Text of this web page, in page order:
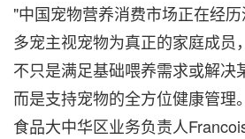
"中国宠物营养消费市场正在经
多宠主视宠物为真正的家庭成员
不只是满足基础喂养需求或解决
而是支持宠物的全方位健康管理
食品大中华区业务负责人